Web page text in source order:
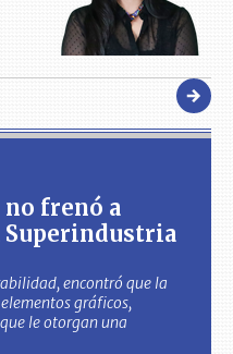
no frenó a
Superindustria
encontró que la
gráficos,
le otorgan una